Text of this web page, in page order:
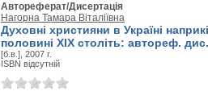
Автореферат/Дисертація
Нагорна Тамара Віталіївна
Духовні християни в Україні
половині XIX століть: автореф.
[б.в.], 2007 г.
ISBN відсутній